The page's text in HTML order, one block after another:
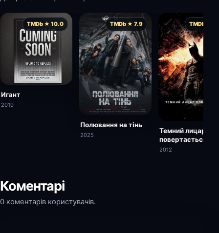
TMDb ★ 10.0
Игант
2019
TMDb ★ 7.9
Полювання на тінь
2025
TMDb ★
Темний лицар
повертається
2012
Коментарі
0 коментарів користувачів.